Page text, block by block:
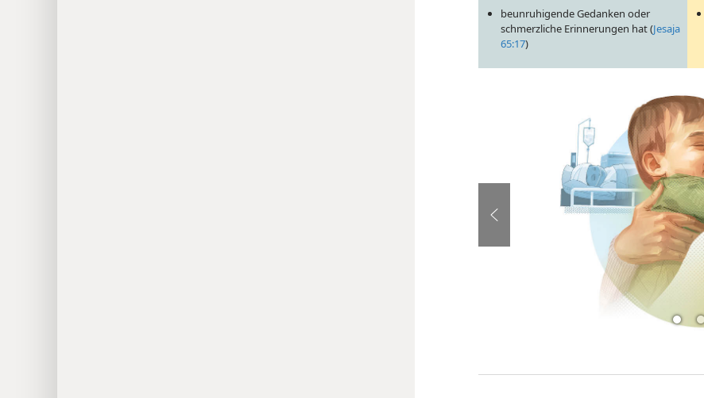
beunruhigende Gedanken oder
schmerzliche Erinnerungen hat (Jesaja
65:17)